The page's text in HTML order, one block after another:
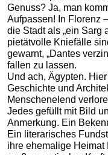
Genuss? Ja, man
Aufpassen! In Florenz
die Stadt als „ein Sarg
pietätvolle Kniefälle
gewarnt, „Dantes
fallen zu lassen.
Und ach, Ägypten.
Geschichte und
Menschenelend
Jedes gefüllt mit Bild
Anmerkung. Ein
Ein literarisches
ihre ehemalige Heimat